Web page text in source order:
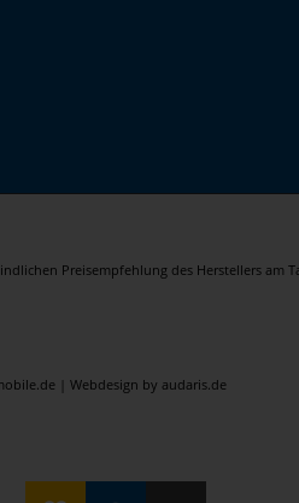
Preisempfehlung des Herstellers am
| Webdesign by audaris.de